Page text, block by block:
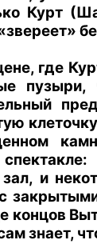
Курт
где
пузыри,
и
концов
знает,